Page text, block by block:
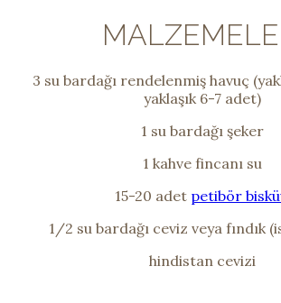
3 su bardağı rendelenmiş havuç
yaklaşık 6-7 adet)
1 su bardağı şeker
1 kahve fincanı su
15-20 adet petibör
1/2 su bardağı ceviz veya fındık
hindistan cevizi